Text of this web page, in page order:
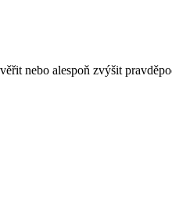
nebo alespoň zvýšit